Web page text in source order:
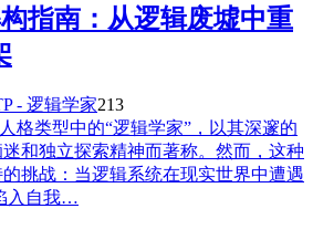
指南：从逻辑废墟中重
- 逻辑学家213
格类型中的“逻辑学家”，以其深邃的
和独立探索精神而著称。然而，这种
挑战：当逻辑系统在现实世界中遭遇
入自我…